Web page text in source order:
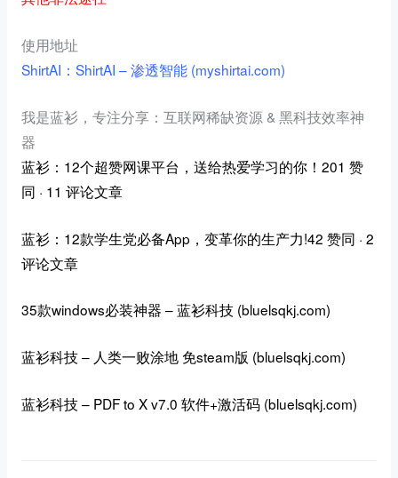
使用地址
ShirtAI ： ShirtAI – 渗透智能 (myshirtai.com)
我是蓝衫，专注分享：互联网稀缺资源 & 黑科技效率神
器
蓝衫：12个超赞网课平台，送给热爱学习的你！201 赞
同 · 11 评论文章
蓝衫：12款学生党必备App，变革你的生产力!42 赞同 · 2
评论文章
35款windows必装神器 – 蓝衫科技 (bluelsqkj.com)
蓝衫科技 – 人类一败涂地 免steam版 (bluelsqkj.com)
蓝衫科技 – PDF to X v7.0 软件+激活码 (bluelsqkj.com)